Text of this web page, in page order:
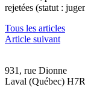
rejetées (statut :
Tous les articles
Article suivant
931, rue Dionne
Laval (Québec)